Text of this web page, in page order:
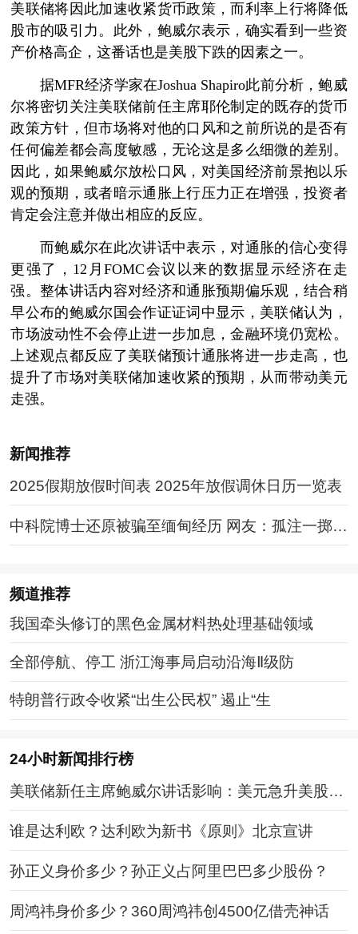
美联储将因此加速收紧货币政策，而利率上行将降低
股市的吸引力。此外，鲍威尔表示，确实看到一些资
产价格高企，这番话也是美股下跌的因素之一。
据MFR经济学家在Joshua Shapiro此前分析，鲍威
尔将密切关注美联储前任主席耶伦制定的既存的货币
政策方针，但市场将对他的口风和之前所说的是否有
任何偏差都会高度敏感，无论这是多么细微的差别。
因此，如果鲍威尔放松口风，对美国经济前景抱以乐
观的预期，或者暗示通胀上行压力正在增强，投资者
肯定会注意并做出相应的反应。
而鲍威尔在此次讲话中表示，对通胀的信心变得
更强了，12月FOMC会议以来的数据显示经济在走
强。整体讲话内容对经济和通胀预期偏乐观，结合稍
早公布的鲍威尔国会作证证词中显示，美联储认为，
市场波动性不会停止进一步加息，金融环境仍宽松。
上述观点都反应了美联储预计通胀将进一步走高，也
提升了市场对美联储加速收紧的预期，从而带动美元
走强。
新闻推荐
2025假期放假时间表 2025年放假调休日历一览表
中科院博士还原被骗至缅甸经历 网友：孤注一掷现
实版
频道推荐
我国牵头修订的黑色金属材料热处理基础领域
全部停航、停工 浙江海事局启动沿海Ⅱ级防
特朗普行政令收紧“出生公民权” 遏止“生
24小时新闻排行榜
美联储新任主席鲍威尔讲话影响：美元急升美股走
软
谁是达利欧？达利欧为新书《原则》北京宣讲
孙正义身价多少？孙正义占阿里巴巴多少股份？
周鸿祎身价多少？360周鸿祎创4500亿借壳神话